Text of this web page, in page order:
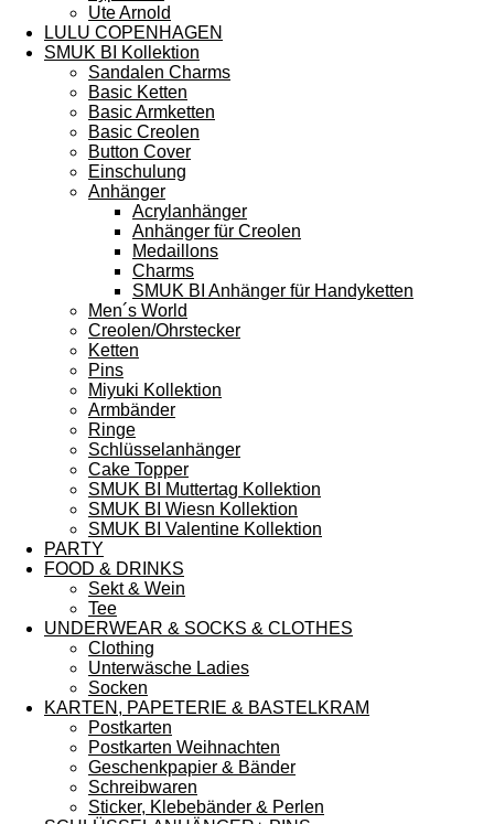
Ute Arnold
LULU COPENHAGEN
SMUK BI Kollektion
Sandalen Charms
Basic Ketten
Basic Armketten
Basic Creolen
Button Cover
Einschulung
Anhänger
Acrylanhänger
Anhänger für Creolen
Medaillons
Charms
SMUK BI Anhänger für Handyketten
Men´s World
Creolen/Ohrstecker
Ketten
Pins
Miyuki Kollektion
Armbänder
Ringe
Schlüsselanhänger
Cake Topper
SMUK BI Muttertag Kollektion
SMUK BI Wiesn Kollektion
SMUK BI Valentine Kollektion
PARTY
FOOD & DRINKS
Sekt & Wein
Tee
UNDERWEAR & SOCKS & CLOTHES
Clothing
Unterwäsche Ladies
Socken
KARTEN, PAPETERIE & BASTELKRAM
Postkarten
Postkarten Weihnachten
Geschenkpapier & Bänder
Schreibwaren
Sticker, Klebebänder & Perlen